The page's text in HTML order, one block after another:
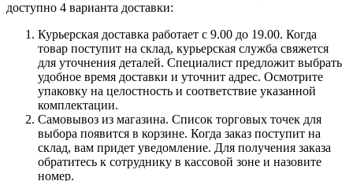
доступно 4 варианта доставки:
Курьерская доставка работает с 9.00 до 19.00. Когда
товар поступит на склад, курьерская служба свяжется
для уточнения деталей. Специалист предложит выбрать
удобное время доставки и уточнит адрес. Осмотрите
упаковку на целостность и соответствие указанной
комплектации.
Самовывоз из магазина. Список торговых точек для
выбора появится в корзине. Когда заказ поступит на
склад, вам придет уведомление. Для получения заказа
обратитесь к сотруднику в кассовой зоне и назовите
номер.